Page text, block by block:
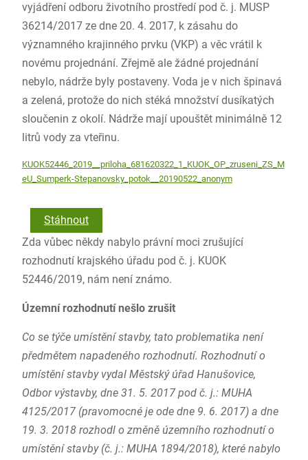
vyjádření odboru životního prostředí pod č. j. MUSP
36214/2017 ze dne 20. 4. 2017, k zásahu do
významného krajinného prvku (VKP) a věc vrátil k
novému projednání. Zřejmě ale žádné projednání
nebylo, nádrže byly postaveny. Voda je v nich špinavá
a zelená, protože do nich stéká množství dusíkatých
sloučenin z okolí. Nádrže mají upouštět minimálně 12
litrů vody za vteřinu.
KUOK52446_2019__priloha_681620322_1_KUOK_OP_zruseni_ZS_M
eU_Sumperk-Stepanovsky_potok__20190522_anonym
Stáhnout
Zda vůbec někdy nabylo právní moci zrušující
rozhodnutí krajského úřadu pod č. j. KUOK
52446/2019, nám není známo.
Územní rozhodnutí nešlo zrušit
Co se týče umístění stavby, tato problematika není
předmětem napadeného rozhodnutí. Rozhodnutí o
umístění stavby vydal Městský úřad Hanušovice,
Odbor výstavby, dne 31. 5. 2017 pod č. j.: MUHA
4125/2017 (pravomocné je ode dne 9. 6. 2017) a dne
19. 3. 2018 rozhodl o změně územního rozhodnutí o
umístění stavby (č. j.: MUHA 1894/2018), které nabylo